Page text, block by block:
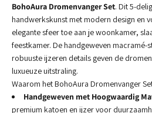
BohoAura Dromenvanger Set. Dit 5-
handwerkskunst met modern design en
elegante sfeer toe aan je woonkamer,
feestkamer. De handgeweven macramé-
robuuste ijzeren details geven de
luxueuze uitstraling.
Waarom het BohoAura Dromenvanger
Handgeweven met Hoogwaardig
premium katoen en ijzer voor